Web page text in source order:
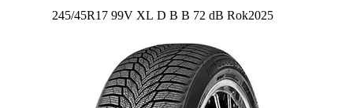
245/45R17 99V XL Etykieta:
D B B 72 dB Rok2025